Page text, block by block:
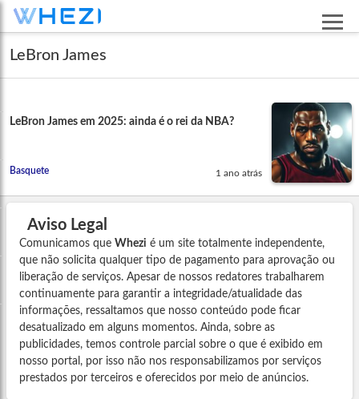
LeBron James
LeBron James em 2025: ainda é o rei da NBA?
Basquete 1 ano atrás
Aviso Legal
Comunicamos que Whezi é um site totalmente independente,
que não solicita qualquer tipo de pagamento para aprovação ou
liberação de serviços. Apesar de nossos redatores trabalharem
continuamente para garantir a integridade/atualidade das
informações, ressaltamos que nosso conteúdo pode ficar
desatualizado em alguns momentos. Ainda, sobre as
publicidades, temos controle parcial sobre o que é exibido em
nosso portal, por isso não nos responsabilizamos por serviços
prestados por terceiros e oferecidos por meio de anúncios.